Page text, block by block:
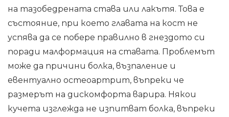
на тазобедрената става или лакътя. Това е
състояние, при което главата на кост не
успява да се побере правилно в гнездото си
поради малформация на ставата. Проблемът
може да причини болка, възпаление и
евентуално остеоартрит, въпреки че
размерът на дискомфорта варира. Някои
кучета изглежда не изпитват болка, въпреки